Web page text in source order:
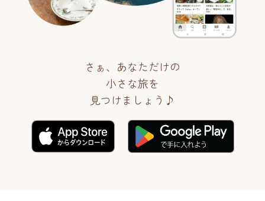
さぁ、あなただけの
小さな旅を
見つけましょう♪